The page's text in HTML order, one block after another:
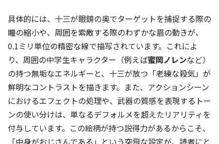
具体的には、十三が眼鏡の奥でターゲットを捕捉する際の
瞳の縮小や、周囲を索敵する際のわずかな眉の動きが、
0.1ミリ単位の精密な線で描写されています。これによ
り、周囲の中学生キャラクター（例えば蜜岡ノレンなど）
の持つ無垢なエネルギーと、十三が放つ「老練な殺気」が
鮮明なコントラストを描きます。また、アクションシーン
におけるエフェクトの処理や、武器の質感を表現するトー
ンの使い分けは、単なるデフォルメを超えたリアリティを
付与しています。この絵柄が持つ説得力があるからこそ、
「中身がおじさんである」という突飛な設定が、読者にと